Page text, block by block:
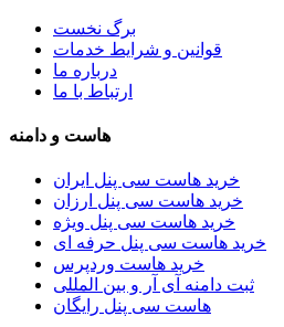
برگ نخست
قوانین و شرایط خدمات
درباره ما
ارتباط با ما
هاست و دامنه
خرید هاست سی پنل ایران
خرید هاست سی پنل ارزان
خرید هاست سی پنل ویژه
خرید هاست سی پنل حرفه ای
خرید هاست وردپرس
ثبت دامنه آی آر و بین المللی
هاست سی پنل رایگان